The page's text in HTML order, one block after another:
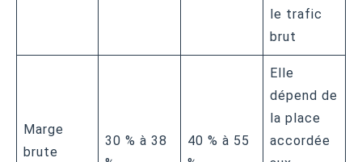
le trafic
brut
Marge
brute
30 % à 38
40 % à 55
Elle
dépend de
la place
accordée